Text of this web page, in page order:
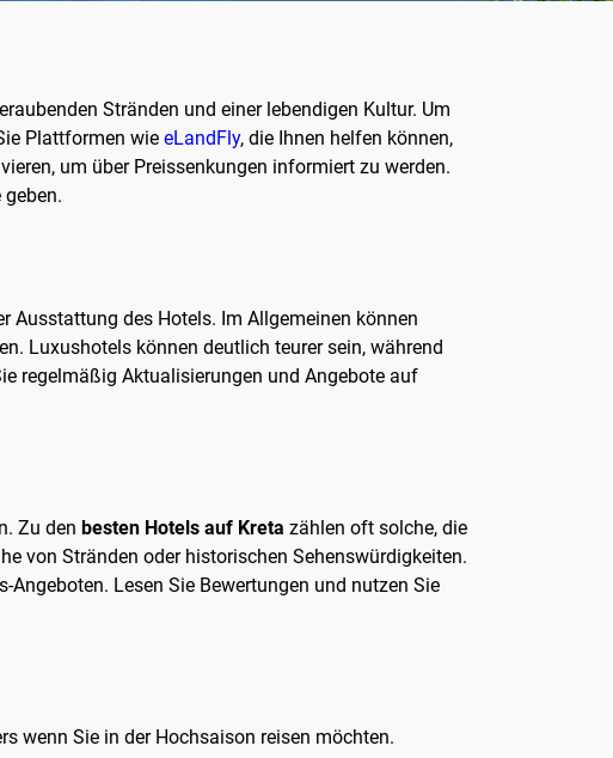
Stränden und einer lebendigen Kultur. Um
Plattformen wie eLandFly, die Ihnen helfen können,
um über Preissenkungen informiert zu werden.
Ausstattung des Hotels. Im Allgemeinen können
Luxushotels können deutlich teurer sein, während
regelmäßig Aktualisierungen und Angebote auf
Zu den besten Hotels auf Kreta zählen oft solche, die
von Stränden oder historischen Sehenswürdigkeiten.
Lesen Sie Bewertungen und nutzen Sie
wenn Sie in der Hochsaison reisen möchten.